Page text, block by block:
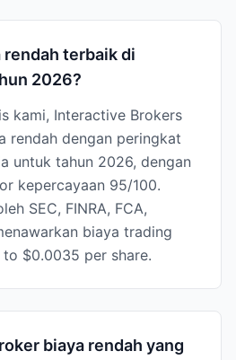
rendah terbaik di
2026?
kami, Interactive Brokers
rendah dengan peringkat
untuk tahun 2026, dengan
kepercayaan 95/100.
SEC, FINRA, FCA,
biaya trading
$0.0035 per share.
biaya rendah yang